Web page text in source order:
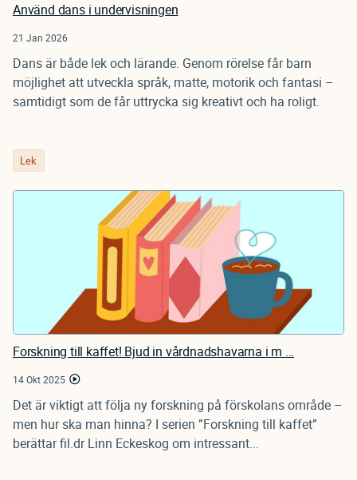
Använd dans i undervisningen
21 Jan 2026
Dans är både lek och lärande. Genom rörelse får barn
möjlighet att utveckla språk, matte, motorik och fantasi –
samtidigt som de får uttrycka sig kreativt och ha roligt.
Lek
Forskning till kaffet! Bjud in vårdnadshavarna i m ...
14 Okt 2025
Det är viktigt att följa ny forskning på förskolans område –
men hur ska man hinna? I serien ”Forskning till kaffet”
berättar fil.dr Linn Eckeskog om intressant...